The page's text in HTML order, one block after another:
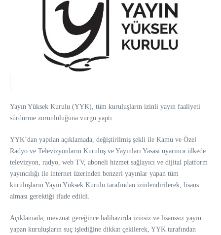
Yayın Yüksek Kurulu (YYK), tüm kuruluşların izinli yayın faaliyeti
sürdürme zorunluluğuna vurgu yaptı.
YYK’dan yapılan açıklamada, değiştirilmiş şekli ile Kamu ve Özel
Radyo ve Televizyonların Kuruluş ve Yayınları Yasası uyarınca ülkede
televizyon, radyo, web TV, aboneli hizmet sağlayıcı ve dijital platform
yayıncılığı ile internet üzerinden benzeri yayınlar yapan tüm
kuruluşların Yayın Yüksek Kurulu tarafından izinlendirilerek, lisans
alması gerektiği ifade edildi.
Açıklamada, mevzuat gereğince halihazırda izinsiz ve lisanssız yayın
yapan kuruluşların suç işlediğine dikkat çekilerek, YYK tarafından